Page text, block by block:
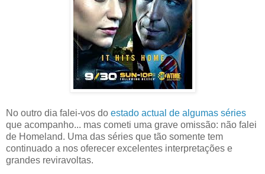
No outro dia falei-vos do estado actual de algumas séries
que acompanho... mas cometi uma grave omissão: não falei
de Homeland. Uma das séries que tão somente tem
continuado a nos oferecer excelentes interpretações e
grandes reviravoltas.